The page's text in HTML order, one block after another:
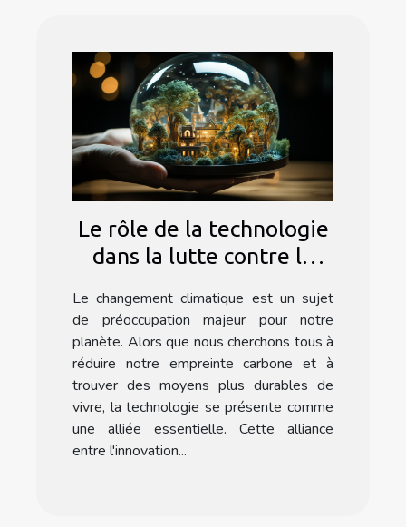
Le rôle de la technologie
dans la lutte contre le
Le changement climatique est un sujet
de préoccupation majeur pour notre
planète. Alors que nous cherchons tous à
réduire notre empreinte carbone et à
trouver des moyens plus durables de
vivre, la technologie se présente comme
une alliée essentielle. Cette alliance
entre l'innovation...